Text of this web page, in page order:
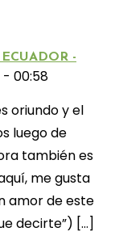
-
- 00:58
oriundo y el
luego de
también es
me gusta
amor de este
decirte”) […]